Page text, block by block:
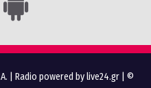
Radio powered by live24.gr | ©